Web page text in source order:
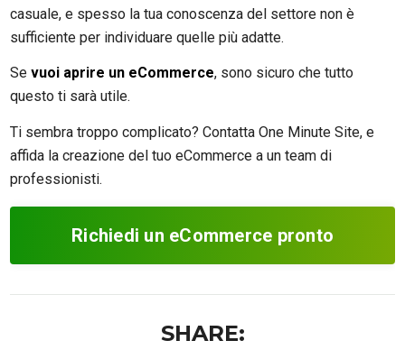
casuale, e spesso la tua conoscenza del settore non è
sufficiente per individuare quelle più adatte.
Sevuoi aprire un eCommerce, sono sicuro che tutto
questo ti sarà utile.
Ti sembra troppo complicato? Contatta One Minute Site, e
affida la creazione del tuo eCommerce a un team di
professionisti.
Richiedi un eCommerce pronto
SHARE: